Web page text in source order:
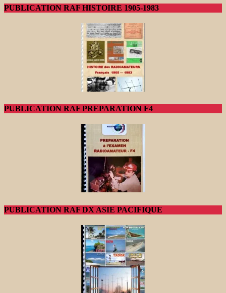
PUBLICATION RAF HISTOIRE 1905-1983
PUBLICATION RAF PREPARATION F4
PUBLICATION RAF DX ASIE PACIFIQUE